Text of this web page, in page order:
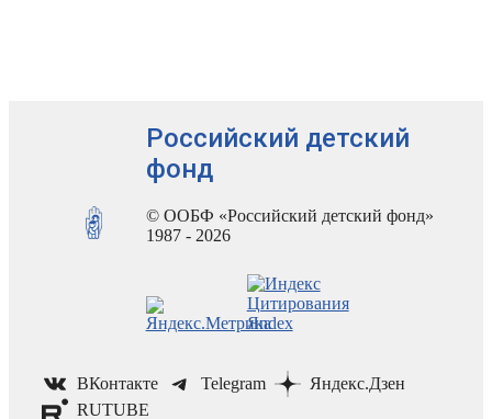
Российский детский
фонд
© ООБФ «Российский детский фонд»
1987 - 2026
ВКонтакте Telegram
Яндекс.Дзен
RUTUBE